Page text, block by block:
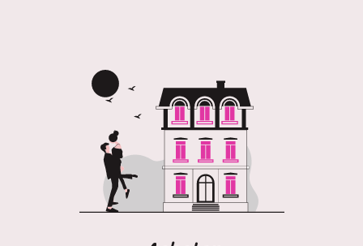
notre équipe propose un service d’
immobilière en Cerdagne.En tenant compte
de critères variés comme le type de bien, son
emplacement, et l’évolution du marché
immobilier, nous réalisons une estimation juste
et réaliste. Que vous souhaitiez vendre ou
simplement connaître la valeur de votre